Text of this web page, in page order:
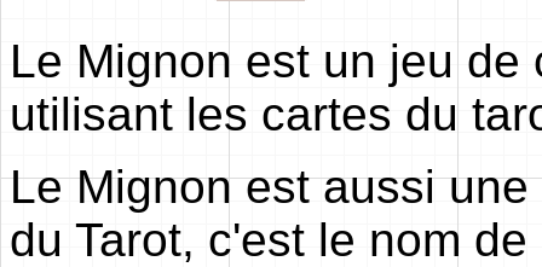
Le Mignon est un jeu
utilisant les cartes du
Le Mignon est aussi
du Tarot, c'est le nom